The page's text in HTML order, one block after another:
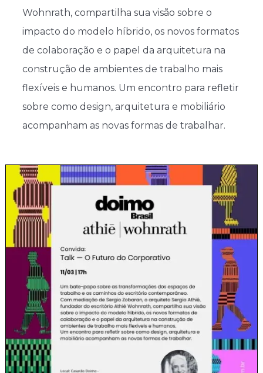
Wohnrath, compartilha sua visão sobre o
impacto do modelo híbrido, os novos formatos
de colaboração e o papel da arquitetura na
construção de ambientes de trabalho mais
flexíveis e humanos. Um encontro para refletir
sobre como design, arquitetura e mobiliário
acompanham as novas formas de trabalhar.